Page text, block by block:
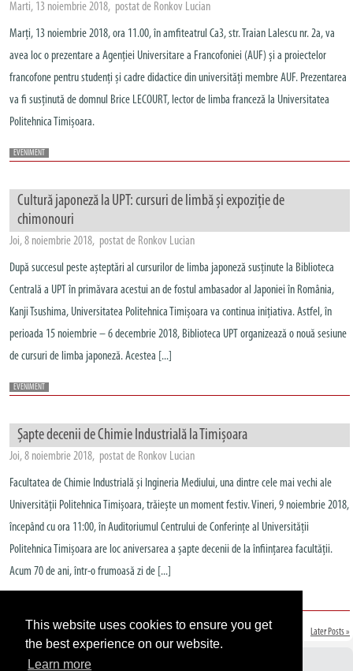
This website uses cookies to ensure you get
the best experience on our website.
Learn more
Marti, 13 noiembrie 2018, postat de Ronkov Lucian
Marți, 13 noiembrie 2018, ora 11.00, în amfiteatrul Ca3, str. Traian Lalescu nr. 2a, va
avea loc o prezentare a Agenției Universitare a Francofoniei (AUF) și a proiectelor
francofone pentru studenți și cadre didactice din universități membre AUF. Prezentarea
va fi susținută de domnul Brice LECOURT, lector de limba franceză la Universitatea
Politehnica Timișoara.
EVENIMENT
Cultură japoneză la UPT: cursuri de limbă și expoziție de
chimonouri
Joi, 8 noiembrie 2018, postat de Ronkov Lucian
După succesul peste așteptări al cursurilor de limba japoneză susținute la Biblioteca
Centrală a UPT în primăvara acestui an de fostul ambasador al Japoniei în România,
Kanji Tsushima, Universitatea Politehnica Timișoara va continua inițiativa. Astfel, în
perioada 15 noiembrie – 6 decembrie 2018, Biblioteca UPT organizează o nouă sesiune
de cursuri de limba japoneză. Acestea [...]
EVENIMENT
Șapte decenii de Chimie Industrială la Timișoara
Joi, 8 noiembrie 2018, postat de Ronkov Lucian
Facultatea de Chimie Industrială și Ingineria Mediului, una dintre cele mai vechi ale
Universității Politehnica Timișoara, trăiește un moment festiv. Vineri, 9 noiembrie 2018,
începând cu ora 11:00, în Auditoriumul Centrului de Conferințe al Universității
Politehnica Timișoara are loc aniversarea a șapte decenii de la înființarea facultății.
Acum 70 de ani, într-o frumoasă zi de [...]
« Earlier Posts Later Posts »